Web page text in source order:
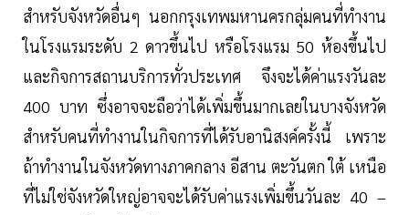
สำหรับจังหวัดอื่นๆ นอกกรุงเทพมหานครกลุ่มคนที่ทำงาน
ในโรงแรมระดับ 2 ดาวขึ้นไป หรือโรงแรม 50 ห้องขึ้นไป
และกิจการสถานบริการทั่วประเทศ จึงจะได้ค่าแรงวันละ
400 บาท ซึ่งอาจจะถือว่าได้เพิ่มขึ้นมากเลยในบางจังหวัด
สำหรับคนที่ทำงานในกิจการที่ได้รับอานิสงค์ครั้งนี้ เพราะ
ถ้าทำงานในจังหวัดทางภาคกลาง อีสาน ตะวันตก ใต้ เหนือ
ที่ไม่ใช่จังหวัดใหญ่อาจจะได้รับค่าแรงเพิ่มขึ้นวันละ 40 –